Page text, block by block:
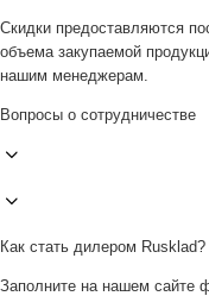
Скидки предоставляются
объема закупаемой
нашим менеджерам.
Вопросы о сотрудничестве
Как стать дилером Rusklad?
Заполните на нашем сайте